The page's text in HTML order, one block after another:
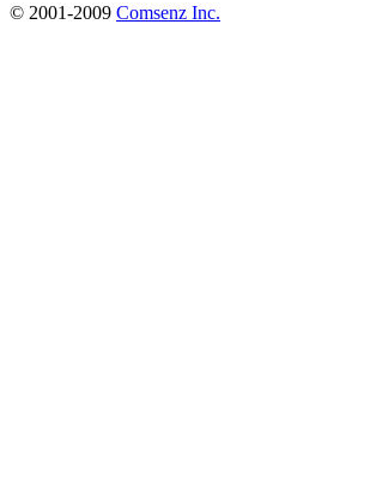
© 2001-2009 Comsenz Inc.